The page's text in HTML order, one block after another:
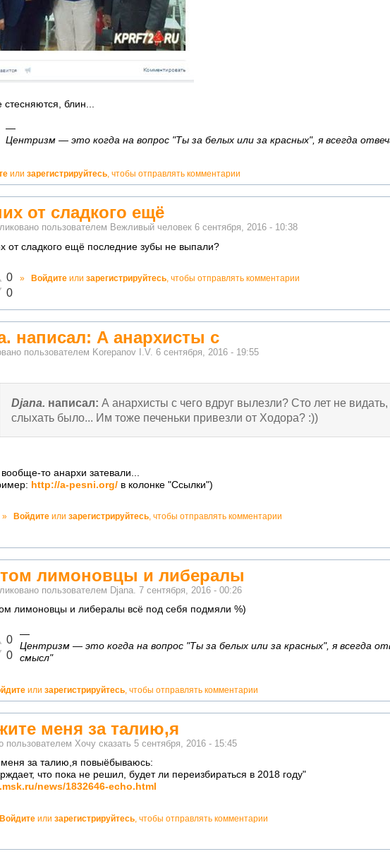
блин...
—
Центризм — это когда на вопрос "Ты за белых или за красных", я всегда
или зарегистрируйтесь, чтобы отправлять комментарии
от сладкого ещё
пользователем Вежливый человек 6 сентября, 2016 - 10:38
от сладкого ещё последние зубы не выпали?
0
0
» Войдите или зарегистрируйтесь, чтобы отправлять комментарии
написал: А анархисты с
пользователем Korepanov I.V. 6 сентября, 2016 - 19:55
Djana. написал:А анархисты с чего вдруг вылезли? Сто лет не
слыхать было... Им тоже печеньки привезли от Ходора? :))
то анархи затевали...
http://a-pesni.org/ в колонке "Ссылки")
» Войдите или зарегистрируйтесь, чтобы отправлять комментарии
лимоновцы и либералы
пользователем Djana. 7 сентября, 2016 - 00:26
лимоновцы и либералы всё под себя подмяли %)
0
0
—
Центризм — это когда на вопрос "Ты за белых или за красных", я всегда
смысл"
или зарегистрируйтесь , чтобы отправлять комментарии
меня за талию,я
пользователем Хочу сказать 5 сентября, 2016 - 15:45
за талию,я повыёбываюсь:
что пока не решил, будет ли переизбираться в 2018 году"
news/1832646-echo.html
Войдите или зарегистрируйтесь, чтобы отправлять комментарии